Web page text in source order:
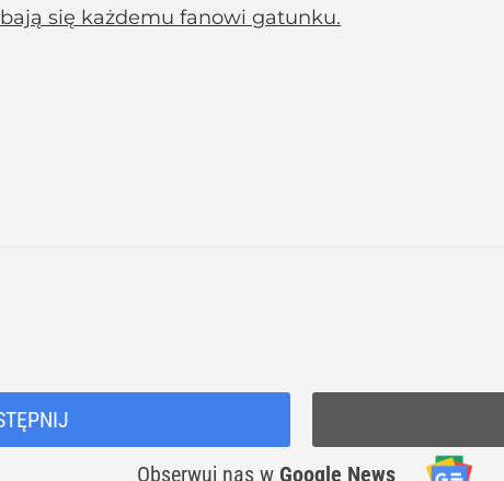
się każdemu fanowi gatunku.
Obserwuj nas w Google News